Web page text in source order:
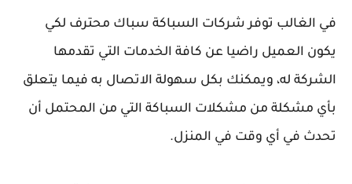
في الغالب توفر شركات السباكة سباك محترف لكي
يكون العميل راضيا عن كافة الخدمات التي تقدمها
الشركة له، ويمكنك بكل سهولة الاتصال به فيما يتعلق
بأي مشكلة من مشكلات السباكة التي من المحتمل أن
تحدث في أي وقت في المنزل.